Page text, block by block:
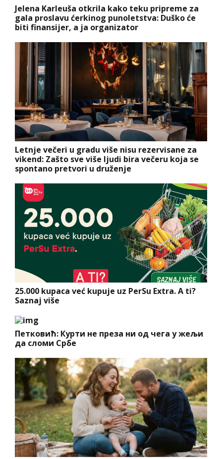
Jelena Karleuša otkrila kako teku pripreme za
gala proslavu ćerkinog punoletstva: Duško će
biti finansijer, a ja organizator
Letnje večeri u gradu više nisu rezervisane za
vikend: Zašto sve više ljudi bira večeru koja se
spontano pretvori u druženje
25.000 kupaca već kupuje uz PerSu Extra. A ti?
Saznaj više
Петковић: Курти не преза ни од чега у жељи
да сломи Србе